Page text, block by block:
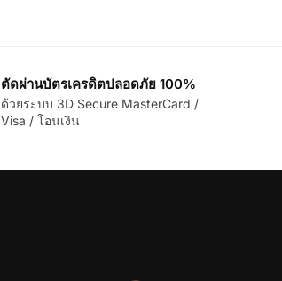
ตัดผ่านบัตรเครดิตปลอดภัย 100%
ด้วยระบบ 3D Secure MasterCard /
Visa / โอนเงิน